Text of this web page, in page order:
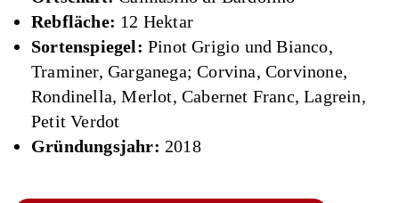
Rebfläche: 12 Hektar
Sortenspiegel: Pinot Grigio und Bianco,
Traminer, Garganega; Corvina, Corvinone,
Rondinella, Merlot, Cabernet Franc, Lagrein,
Petit Verdot
Gründungsjahr: 2018